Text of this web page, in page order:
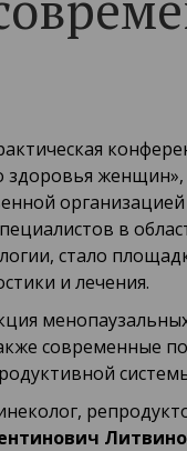
здоровья женщин»,
в
стало
и лечения.
современные